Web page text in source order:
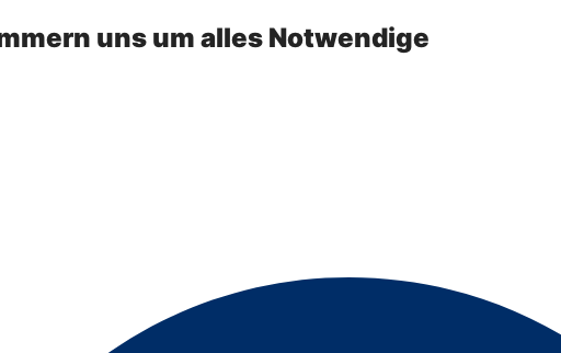
uns um alles Notwendige